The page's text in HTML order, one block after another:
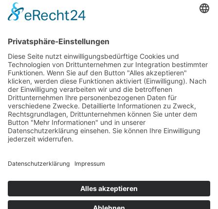
Donnerstag 09:00 - 23:00 Uhr
Freitag09:00 - 23:00 Uhr
Feiertage09:00 - 23:00 Uhr
Kegelregeln
Impressum
Datenschutzerklärung
Kontakt
Privatsphäre-Einstellungen
© 2026 Der Kegel GmbH
Der Kegel
Aktuelles
Bouldern
Kinder